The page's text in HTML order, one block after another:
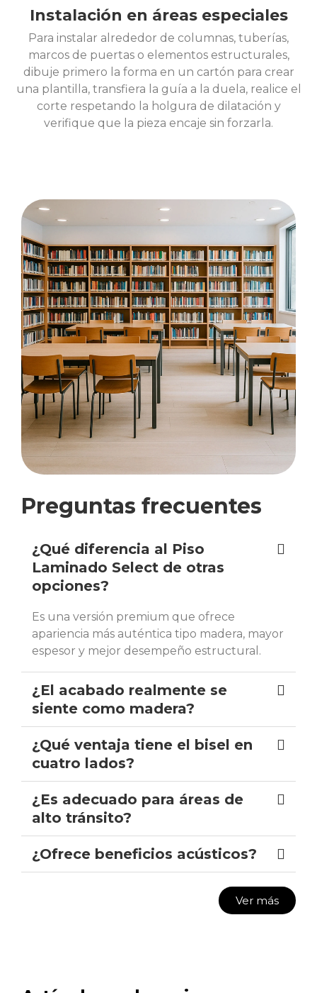
Instalación en áreas especiales
Para instalar alrededor de columnas, tuberías,
marcos de puertas o elementos estructurales,
dibuje primero la forma en un cartón para crear
una plantilla, transfiera la guía a la duela, realice el
corte respetando la holgura de dilatación y
verifique que la pieza encaje sin forzarla.
Preguntas frecuentes
¿Qué diferencia al Piso
Laminado Select de otras
opciones?
Es una versión premium que ofrece
apariencia más auténtica tipo madera, mayor
espesor y mejor desempeño estructural.
¿El acabado realmente se
siente como madera?
¿Qué ventaja tiene el bisel en
cuatro lados?
¿Es adecuado para áreas de
alto tránsito?
¿Ofrece beneficios acústicos?
Ver más